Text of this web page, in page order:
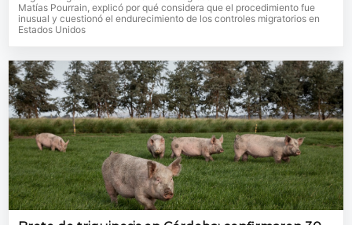
Matías Pourrain, explicó por qué considera que el procedimiento fue
inusual y cuestionó el endurecimiento de los controles migratorios en
Estados Unidos